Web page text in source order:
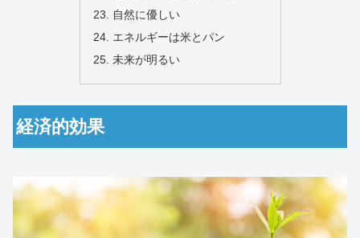
自然に優しい
エネルギーは米とパン
未来が明るい
経済的効果